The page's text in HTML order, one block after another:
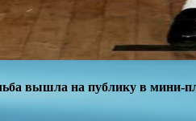
вышла на публику в мини-